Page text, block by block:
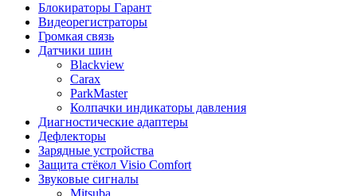
Блокираторы Гарант
Видеорегистраторы
Громкая связь
Датчики шин
Blackview
Carax
ParkMaster
Колпачки индикаторы давления
Диагностические адаптеры
Дефлекторы
Зарядные устройства
Защита стёкол Visio Comfort
Звуковые сигналы
Mitsuba